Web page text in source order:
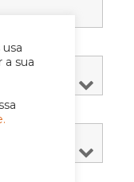
sua